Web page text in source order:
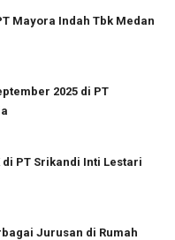
Mayora Indah Tbk Medan
2025 di PT
di PT Srikandi Inti Lestari
Jurusan di Rumah